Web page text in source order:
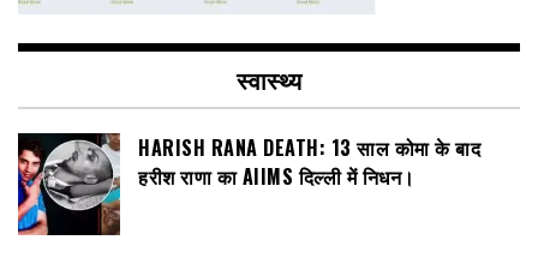
स्वास्थ्य
HARISH RANA DEATH: 13 साल कोमा के बाद
हरीश राणा का AIIMS दिल्ली में निधन।